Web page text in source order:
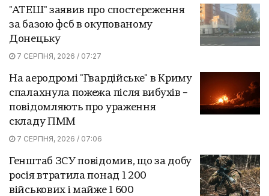
"АТЕШ" заявив про спостереження
за базою фсб в окупованому
Донецьку
7 СЕРПНЯ, 2026 / 07:27
На аеродромі "Гвардійське" в Криму
спалахнула пожежа після вибухів –
повідомляють про ураження
складу ПММ
7 СЕРПНЯ, 2026 / 07:06
Генштаб ЗСУ повідомив, що за добу
росія втратила понад 1 200
військових і майже 1 600